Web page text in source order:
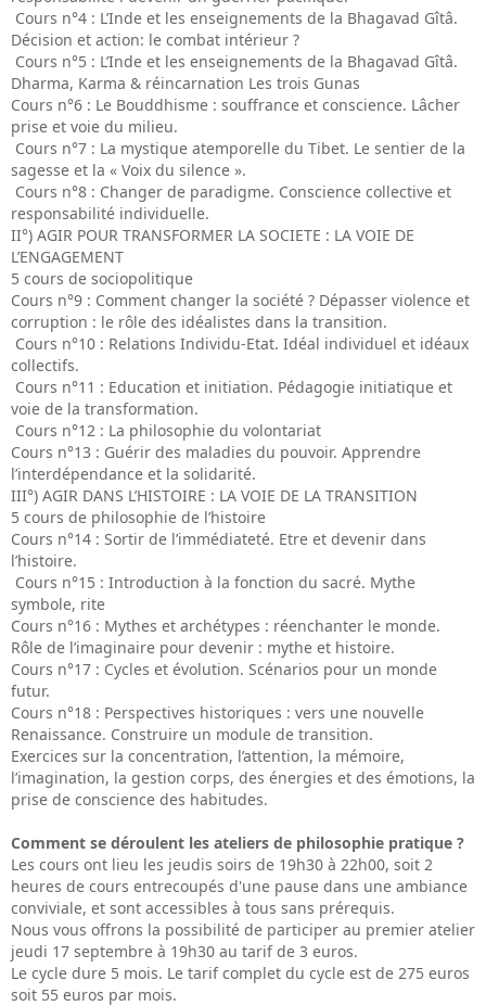
Cours n°4 : L’Inde et les enseignements de la Bhagavad Gîtâ.
Décision et action: le combat intérieur ?
Cours n°5 : L’Inde et les enseignements de la Bhagavad Gîtâ.
Dharma, Karma & réincarnation Les trois Gunas
Cours n°6 : Le Bouddhisme : souffrance et conscience. Lâcher
prise et voie du milieu.
Cours n°7 : La mystique atemporelle du Tibet. Le sentier de la
sagesse et la « Voix du silence ».
Cours n°8 : Changer de paradigme. Conscience collective et
responsabilité individuelle.
II°) AGIR POUR TRANSFORMER LA SOCIETE : LA VOIE DE
L’ENGAGEMENT
5 cours de sociopolitique
Cours n°9 : Comment changer la société ? Dépasser violence et
corruption : le rôle des idéalistes dans la transition.
Cours n°10 : Relations Individu-Etat. Idéal individuel et idéaux
collectifs.
Cours n°11 : Education et initiation. Pédagogie initiatique et
voie de la transformation.
Cours n°12 : La philosophie du volontariat
Cours n°13 : Guérir des maladies du pouvoir. Apprendre
l’interdépendance et la solidarité.
III°) AGIR DANS L’HISTOIRE : LA VOIE DE LA TRANSITION
5 cours de philosophie de l’histoire
Cours n°14 : Sortir de l’immédiateté. Etre et devenir dans
l’histoire.
Cours n°15 : Introduction à la fonction du sacré. Mythe
symbole, rite
Cours n°16 : Mythes et archétypes : réenchanter le monde.
Rôle de l’imaginaire pour devenir : mythe et histoire.
Cours n°17 : Cycles et évolution. Scénarios pour un monde
futur.
Cours n°18 : Perspectives historiques : vers une nouvelle
Renaissance. Construire un module de transition.
Exercices sur la concentration, l’attention, la mémoire,
l’imagination, la gestion corps, des énergies et des émotions, la
prise de conscience des habitudes.
Comment se déroulent les ateliers de philosophie pratique ?
Les cours ont lieu les jeudis soirs de 19h30 à 22h00, soit 2
heures de cours entrecoupés d'une pause dans une ambiance
conviviale, et sont accessibles à tous sans prérequis.
Nous vous offrons la possibilité de participer au premier atelier
jeudi 17 septembre à 19h30 au tarif de 3 euros.
Le cycle dure 5 mois. Le tarif complet du cycle est de 275 euros
soit 55 euros par mois.